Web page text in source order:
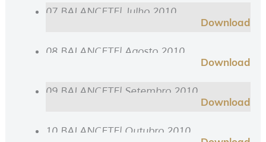
07 BALANCETE| Julho 2010
Download
08 BALANCETE| Agosto 2010
Download
09 BALANCETE| Setembro 2010
Download
10 BALANCETE| Outubro 2010